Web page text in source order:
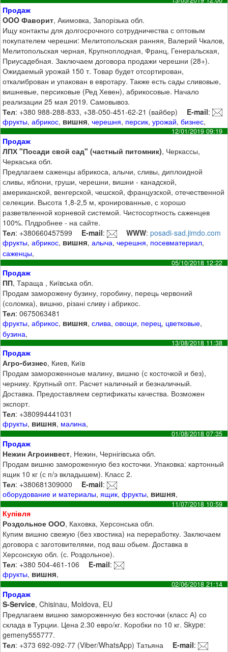
Продаж
OOO Фаворит, Акимовка, Запорізька обл.
Ищу контакты для долгосрочного сотрудничества с оптовым
покупателем черешни: Мелитопольская ранняя, Валерий Чкалов,
Мелитопольская черная, Крупноплодная, Франц, Генеральская,
Приусадебная. Заключаем договора продажи черешни (28+).
Ожидаемый урожай 150 т. Товар будет отсортирован,
откалиброван и упакован в евротару. Также есть сады сливовые,
вишневые, персиковые (Ред Хевен), абрикосовые. Начало
реализации 25 мая 2019. Самовывоз.
Тел: +380 988-288-833, +38-050-451-62-21 (вайбер) E-mail:
фрукты,абрикос, вишня,черешня, персик,урожай,бизнес,
12/01/2019 09:19
Продаж
ЛПХ "Посади свой сад" (частный питомник), Черкассы,
Черкаська обл.
Предлагаем саженцы абрикоса, алычи, сливы, диплоидной
сливы, яблони, груши, черешни, вишни - канадской,
американской, венгерской, чешской, французской, отечественной
селекции. Высота 1,8-2,5 м, кронированные, с хорошо
разветвленной корневой системой. Чистосортность саженцев
100%. Плдробнее - на сайте.
Тел: +380660457599 E-mail: WWW:posadi-sad.jimdo.com
фрукты,абрикос, вишня,алыча,черешня, посевматериал,
саженцы,
05/10/2018 12:22
Продаж
ПП, Тараща , Київська обл.
Продам заморожену бузину, горобину, перець червоний
(соломка), вишню, різані сливу і абрикос.
Тел: 0675063481
фрукты,абрикос, вишня,слива,овощи, перец, цветковые,
бузина,
13/08/2018 11:38
Продаж
Агро-бизнес, Киев, Київ
Продам замороженноые малину, вишню (с косточкой и без),
чернику. Крупный опт. Расчет наличный и безналичный.
Доставка. Предоставляем сертификаты качества. Возможен
экспорт.
Тел: +380994441031
фрукты, вишня, малина,
01/08/2018 07:35
Продаж
Нежин Агроинвест, Нежин, Чернігівська обл.
Продам вишню замороженную без косточки. Упаковка: картонный
ящик 10 кг (с п/э вкладышем). Класс 2.
Тел: +380681309000 E-mail:
оборудование и материалы,ящик,фрукты, вишня,
11/07/2018 10:59
Купівля
Роздольное ООО, Каховка, Херсонська обл.
Купим вишню свежую (без хвостика) на переработку. Заключаем
договора с заготовителями, под ваш обьем. Доставка в
Херсонскую обл. (с. Роздольное).
Тел: +380 504-461-106 E-mail:
фрукты, вишня,
02/06/2018 21:14
Продаж
S-Service, Chisinau, Moldova, EU
Предлагаем вишню замороженную без косточки (класс А) со
склада в Турции. Цена 2.30 евро/кг. Коробки по 10 кг. Skype:
gemeny555777.
Тел: +373 692-092-77 (Viber/WhatsApp) Татьяна E-mail: